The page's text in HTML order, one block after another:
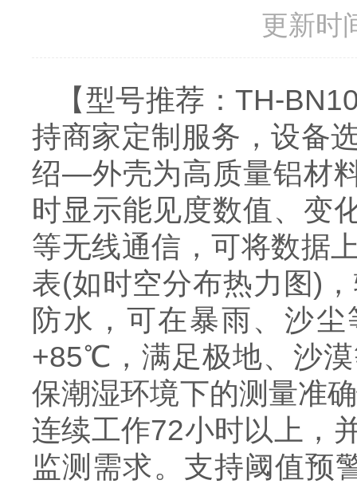
更新时
【型号推荐：TH-
持商家定制服务，设备
绍—外壳为高质量铝材
时显示能见度数值、变
等无线通信，可将数据
表(如时空分布热力图)
防水，可在暴雨、沙
+85℃，满足极地、沙
保潮湿环境下的测量准
连续工作72小时以上，
监测需求。支持阈值预